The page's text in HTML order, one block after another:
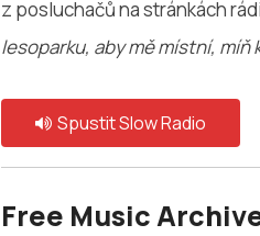
z posluchačů na stránkách
lesoparku, aby mě místní,
Spustit Slow Radio
Free Music